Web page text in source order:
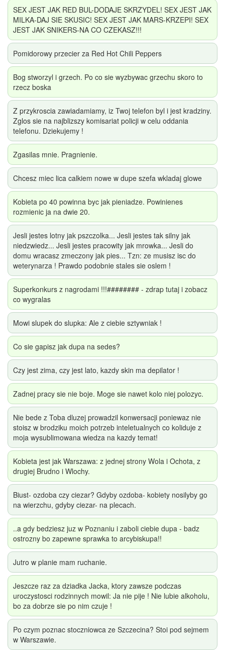
SEX JEST JAK RED BUL-DODAJE SKRZYDEL! SEX JEST JAK
MILKA-DAJ SIE SKUSIC! SEX JEST JAK MARS-KRZEPI! SEX
JEST JAK SNIKERS-NA CO CZEKASZ!!!
Pomidorowy przecier za Red Hot Chili Peppers
Bog stworzyl i grzech. Po co sie wyzbywac grzechu skoro to
rzecz boska
Z przykroscia zawiadamiamy, iz Twoj telefon byl i jest kradziny.
Zglos sie na najblizszy komisariat policji w celu oddania
telefonu. Dziekujemy !
Zgasilas mnie. Pragnienie.
Chcesz miec lica calkiem nowe w dupe szefa wkladaj glowe
Kobieta po 40 powinna byc jak pieniadze. Powinienes
rozmienic ja na dwie 20.
Jesli jestes lotny jak pszczolka... Jesli jestes tak silny jak
niedzwiedz... Jesli jestes pracowity jak mrowka... Jesli do
domu wracasz zmeczony jak pies... Tzn: ze musisz isc do
weterynarza ! Prawdo podobnie stales sie oslem !
Superkonkurs z nagrodami !!!######## - zdrap tutaj i zobacz
co wygralas
Mowi slupek do slupka: Ale z ciebie sztywniak !
Co sie gapisz jak dupa na sedes?
Czy jest zima, czy jest lato, kazdy skin ma depilator !
Zadnej pracy sie nie boje. Moge sie nawet kolo niej polozyc.
Nie bede z Toba dluzej prowadzil konwersacji poniewaz nie
stoisz w brodziku moich potrzeb inteletualnych co koliduje z
moja wysublimowana wiedza na kazdy temat!
Kobieta jest jak Warszawa: z jednej strony Wola i Ochota, z
drugiej Brudno i Wlochy.
Biust- ozdoba czy ciezar? Gdyby ozdoba- kobiety nosilyby go
na wierzchu, gdyby ciezar- na plecach.
..a gdy bedziesz juz w Poznaniu i zaboli ciebie dupa - badz
ostrozny bo zapewne sprawka to arcybiskupa!!
Jutro w planie mam ruchanie.
Jeszcze raz za dziadka Jacka, ktory zawsze podczas
uroczystosci rodzinnych mowil: Ja nie pije ! Nie lubie alkoholu,
bo za dobrze sie po nim czuje !
Po czym poznac stoczniowca ze Szczecina? Stoi pod sejmem
w Warszawie.